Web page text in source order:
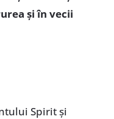
şi în vecii
Spirit și